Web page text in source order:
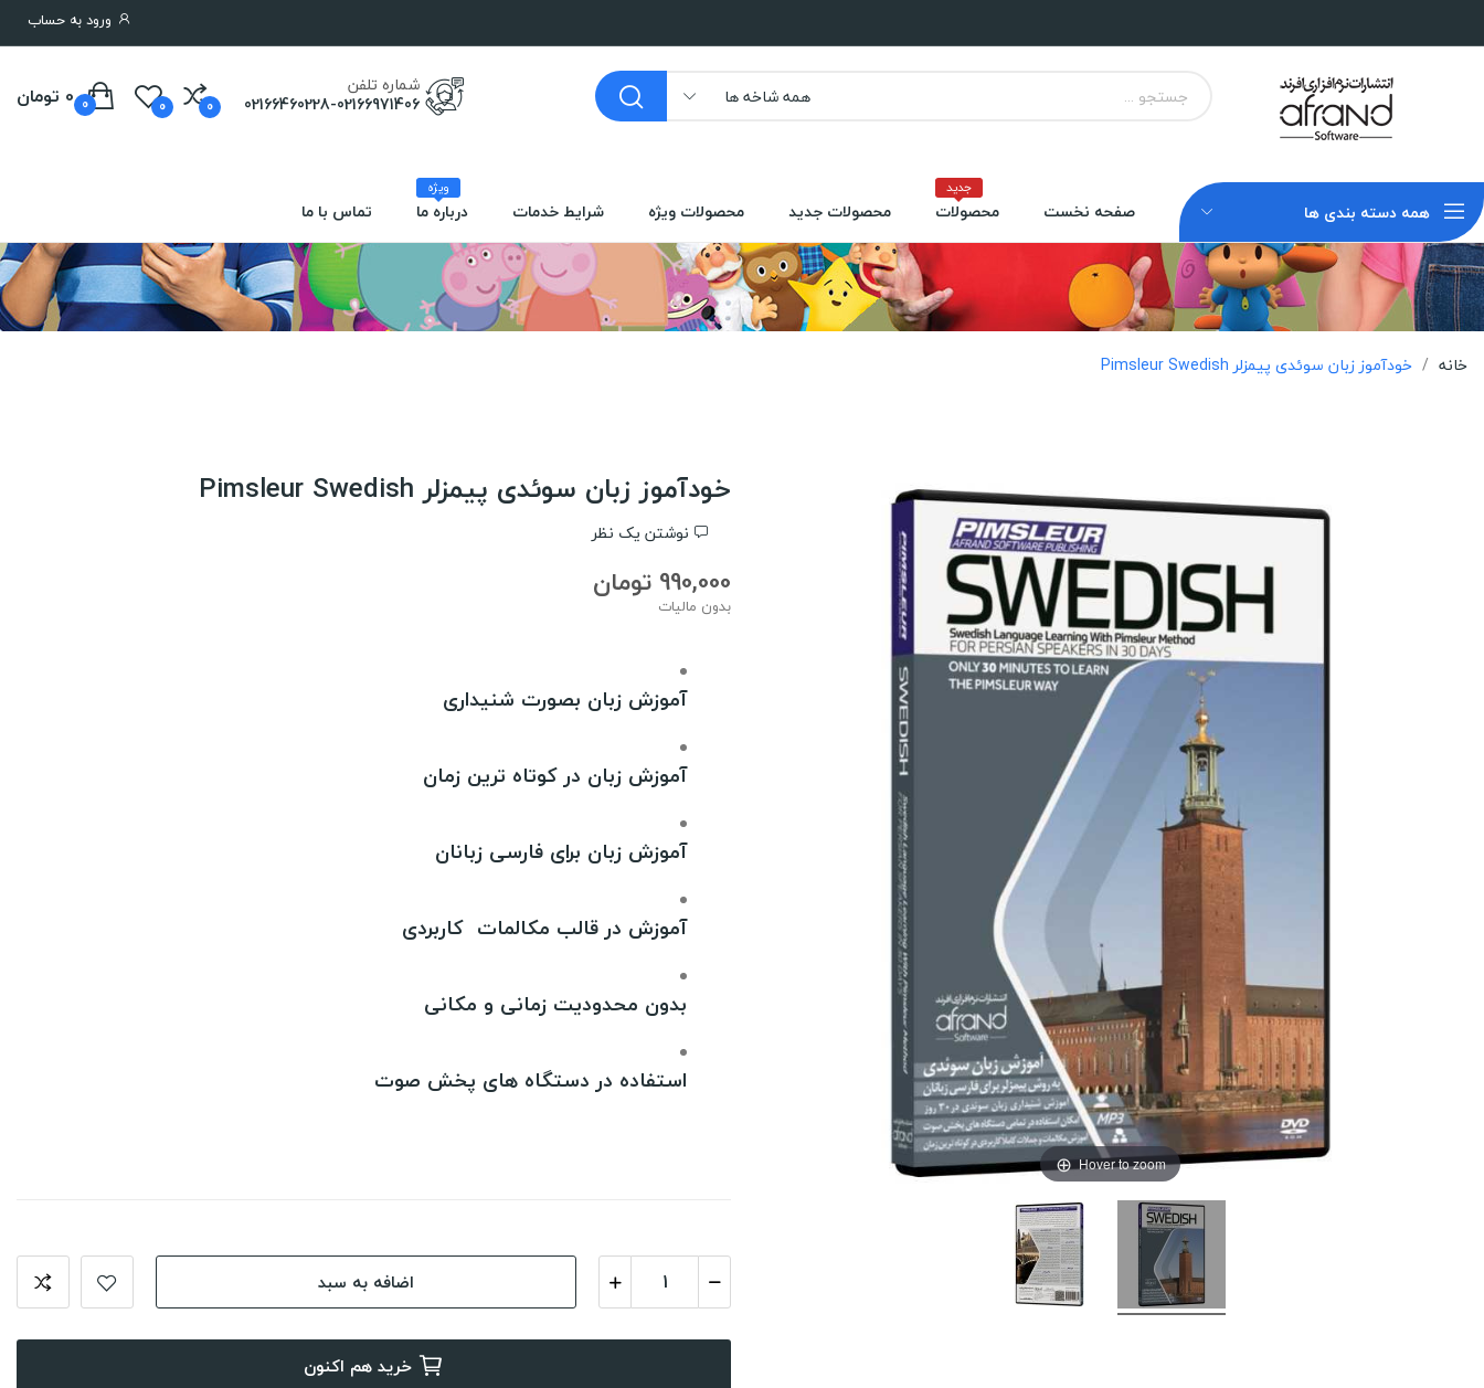
ورود به حساب
همه شاخه ها شماره تلفن
02166460228-02166971406
0
0 0 تومان 0
همه دسته بندی ها صفحه نخست محصولات
جدید
محصولات جدید محصولات ویژه شرایط خدمات درباره ما
ویژه
تماس با ما
خانه خودآموز زبان سوئدی پیمزلر Pimsleur Swedish
Hover to zoom
خودآموز زبان سوئدی پیمزلر Pimsleur Swedish
نوشتن یک نظر
990,000 تومان
بدون مالیات
آموزش زبان بصورت شنیداری
آموزش زبان در کوتاه ترین زمان
آموزش زبان برای فارسی زبانان
آموزش در قالب مکالمات کاربردی
بدون محدودیت زمانی و مکانی
استفاده در دستگاه های پخش صوت
اضافه به سبد
خرید هم اکنون